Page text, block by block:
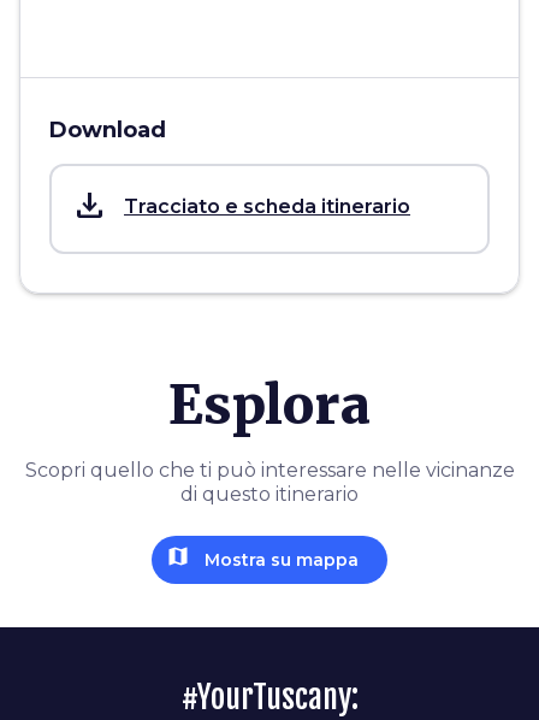
Download
save_alt Tracciato e scheda itinerario
Esplora
Scopri quello che ti può interessare nelle vicinanze
di questo itinerario
map Mostra su mappa
#YourTuscany: